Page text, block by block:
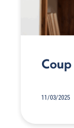
Coup
11/03/2025